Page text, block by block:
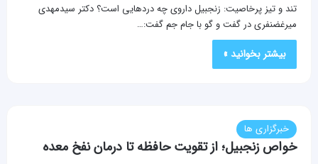
تند و تیز پرخاصیت: زنجبیل داروی چه دردهایی است؟ دکتر سیدمهدی
میرغضنفری در گفت و گو با جام جم گفت:…
بیشتر بخوانید »
خبرگزاری ها
خواص زنجبیل؛ از تقویت حافظه تا درمان نفخ معده